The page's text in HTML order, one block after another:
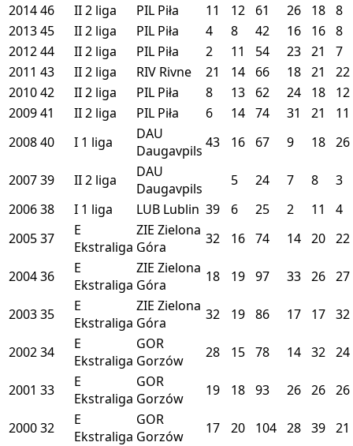
201446 II2 liga PIL Piła 11 12 61 26 18 8
201345 II2 liga PIL Piła 4 8 42 16 16 8
201244 II2 liga PIL Piła 2 11 54 23 21
7
2011 43 II2 liga RIV Rivne 21 14 66 18 21
22
201042 II2 liga PIL Piła 8 13 62 24 18
12
200941 II2 liga PIL Piła 6 14 74 31 21
11
200840 I 1 liga
DAU
Daugavpils 43 16 67 9 18 26
200739 II2 liga
DAU
Daugavpils
5 24 7 8
3
200638 I 1 liga LUB Lublin 39 6 25 2 11
4
200537
E
Ekstraliga
ZIE Zielona
Góra
32 16 74 14 20 22
200436
E
Ekstraliga
ZIE Zielona
Góra
18 19 97 33 26 27
200335
E
Ekstraliga
ZIE Zielona
Góra
32 19 86 17 17 32
200234
E
Ekstraliga
GOR
Gorzów
28 15 78 14 32 24
2001 33
E
Ekstraliga
GOR
Gorzów
19 18 93 26 26 26
200032
E
Ekstraliga
GOR
Gorzów
17 20 104 28 39 21